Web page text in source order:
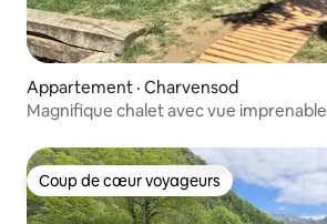
Appartement · Charvensod
Magnifique chalet avec vue
Coup de cœur voyageurs
Coup de cœur voyageurs